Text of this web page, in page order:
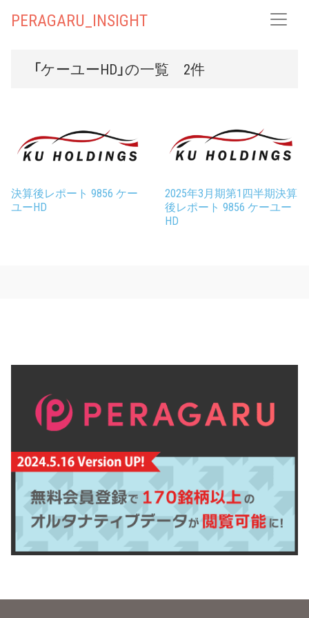
PERAGARU_INSIGHT
「ケーユーHD」の一覧 2件
決算後レポート 9856 ケー
ユーHD
2025年3月期第1四半期決算
後レポート 9856 ケーユー
HD